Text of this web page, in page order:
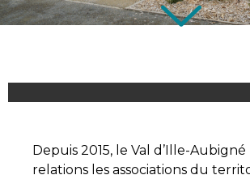
Depuis 2015, le Val d’Ille-
relations les associations du